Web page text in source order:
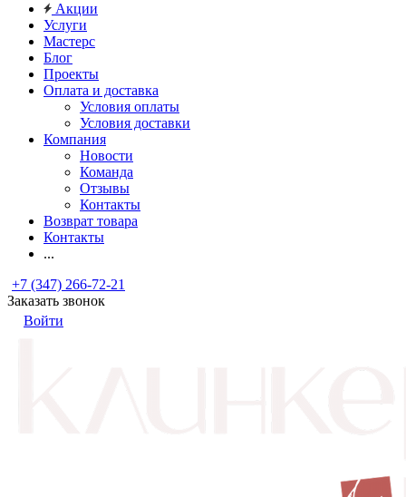
Акции
Услуги
Мастерс
Блог
Проекты
Оплата и доставка
Условия оплаты
Условия доставки
Компания
Новости
Команда
Отзывы
Контакты
Возврат товара
Контакты
...
+7 (347) 266-72-21
Заказать звонок
Войти